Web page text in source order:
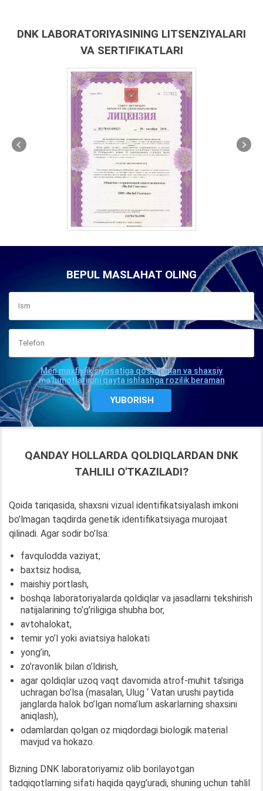
DNK LABORATORIYASINING LITSENZIYALARI
VA SERTIFIKATLARI
BEPUL MASLAHAT OLING
Men maxfiylik siyosatiga qo'shilaman va shaxsiy
ma'lumotlarimni qayta ishlashga rozilik beraman
QANDAY HOLLARDA QOLDIQLARDAN DNK
TAHLILI O'TKAZILADI?
Qoida tariqasida, shaxsni vizual identifikatsiyalash imkoni
bo’lmagan taqdirda genetik identifikatsiyaga murojaat
qilinadi. Agar sodir bo’lsa:
favqulodda vaziyat,
baxtsiz hodisa,
maishiy portlash,
boshqa laboratoriyalarda qoldiqlar va jasadlarni tekshirish
natijalarining to’g’riligiga shubha bor,
avtohalokat,
temir yo’l yoki aviatsiya halokati
yong’in,
zo’ravonlik bilan o’ldirish,
agar qoldiqlar uzoq vaqt davomida atrof-muhit ta’siriga
uchragan bo’lsa (masalan, Ulug ‘ Vatan urushi paytida
janglarda halok bo’lgan noma’lum askarlarning shaxsini
aniqlash),
odamlardan qolgan oz miqdordagi biologik material
mavjud va hokazo.
Bizning DNK laboratoriyamiz olib borilayotgan
tadqiqotlarning sifati haqida qayg’uradi, shuning uchun tahlil